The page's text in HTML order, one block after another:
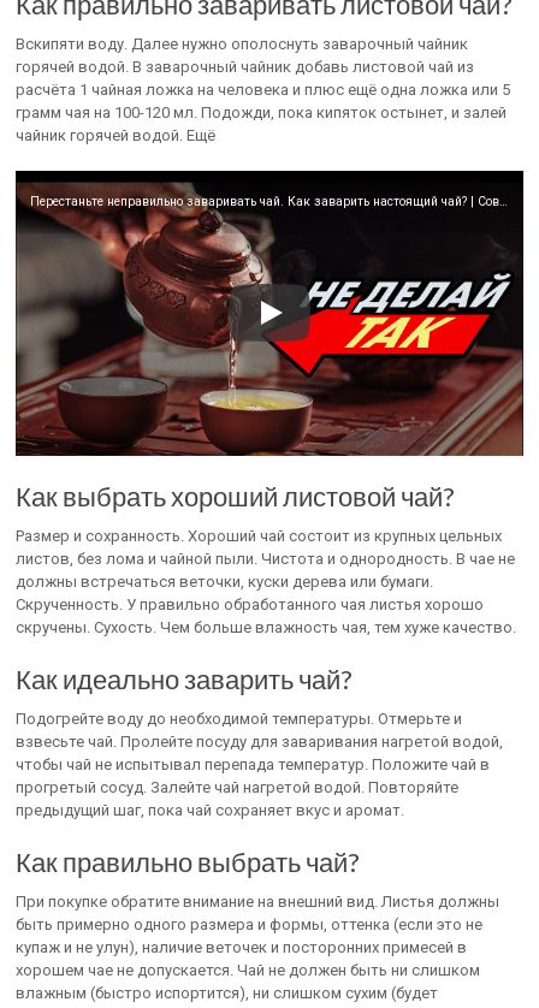
Вскипяти воду. Далее нужно ополоснуть заварочный чайник
горячей водой. В заварочный чайник добавь листовой чай из
расчёта 1 чайная ложка на человека и плюс ещё одна ложка или 5
грамм чая на 100-120 мл. Подожди, пока кипяток остынет, и залей
чайник горячей водой. Ещё
Перестаньте неправильно заваривать чай. Как заварить настоящий чай? | Советы эксперта Art of Tea
Как выбрать хороший листовой чай?
Размер и сохранность. Хороший чай состоит из крупных цельных
листов, без лома и чайной пыли. Чистота и однородность. В чае не
должны встречаться веточки, куски дерева или бумаги.
Скрученность. У правильно обработанного чая листья хорошо
скручены. Сухость. Чем больше влажность чая, тем хуже качество.
Как идеально заварить чай?
Подогрейте воду до необходимой температуры. Отмерьте и
взвесьте чай. Пролейте посуду для заваривания нагретой водой,
чтобы чай не испытывал перепада температур. Положите чай в
прогретый сосуд. Залейте чай нагретой водой. Повторяйте
предыдущий шаг, пока чай сохраняет вкус и аромат.
Как правильно выбрать чай?
При покупке обратите внимание на внешний вид. Листья должны
быть примерно одного размера и формы, оттенка (если это не
купаж и не улун), наличие веточек и посторонних примесей в
хорошем чае не допускается. Чай не должен быть ни слишком
влажным (быстро испортится), ни слишком сухим (будет